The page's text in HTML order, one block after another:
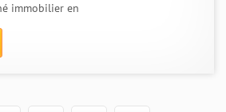
immobilier en